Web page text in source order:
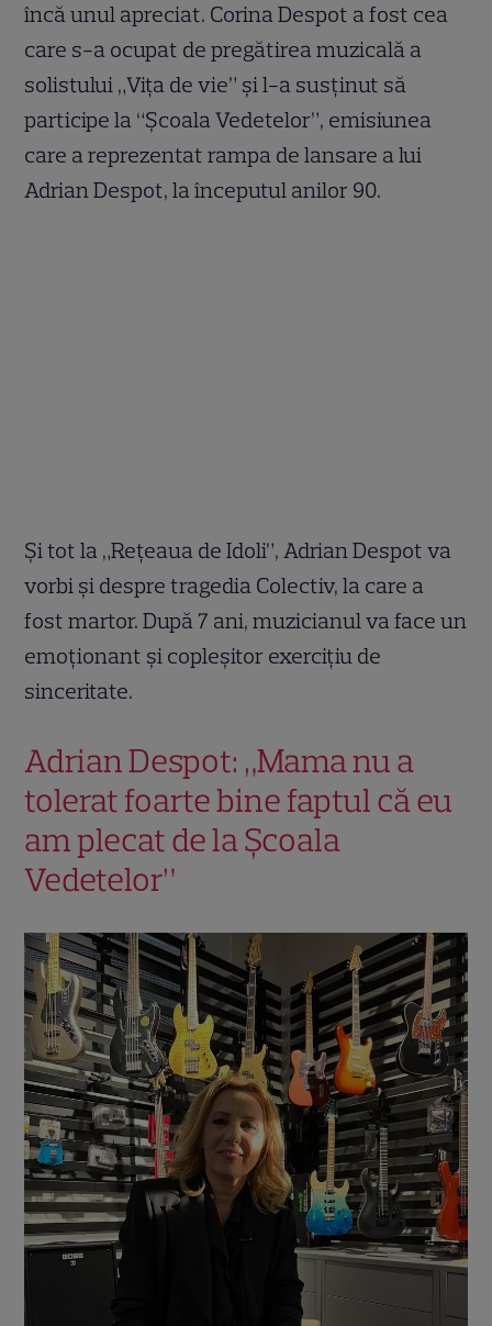
încă unul apreciat. Corina Despot a fost cea
care s-a ocupat de pregătirea muzicală a
solistului „Vița de vie” și l-a susținut să
participe la “Școala Vedetelor”, emisiunea
care a reprezentat rampa de lansare a lui
Adrian Despot, la începutul anilor 90.
Și tot la „Reţeaua de Idoli”, Adrian Despot va
vorbi și despre tragedia Colectiv, la care a
fost martor. După 7 ani, muzicianul va face un
emoționant și copleșitor exercițiu de
sinceritate.
Adrian Despot: „Mama nu a
tolerat foarte bine faptul că eu
am plecat de la Școala
Vedetelor”